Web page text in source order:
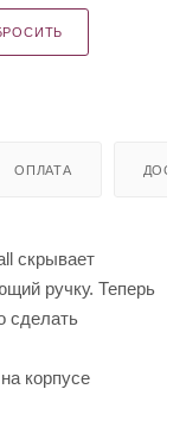
ОПЛАТА
скрывает
ручку. Теперь
сделать
корпусе